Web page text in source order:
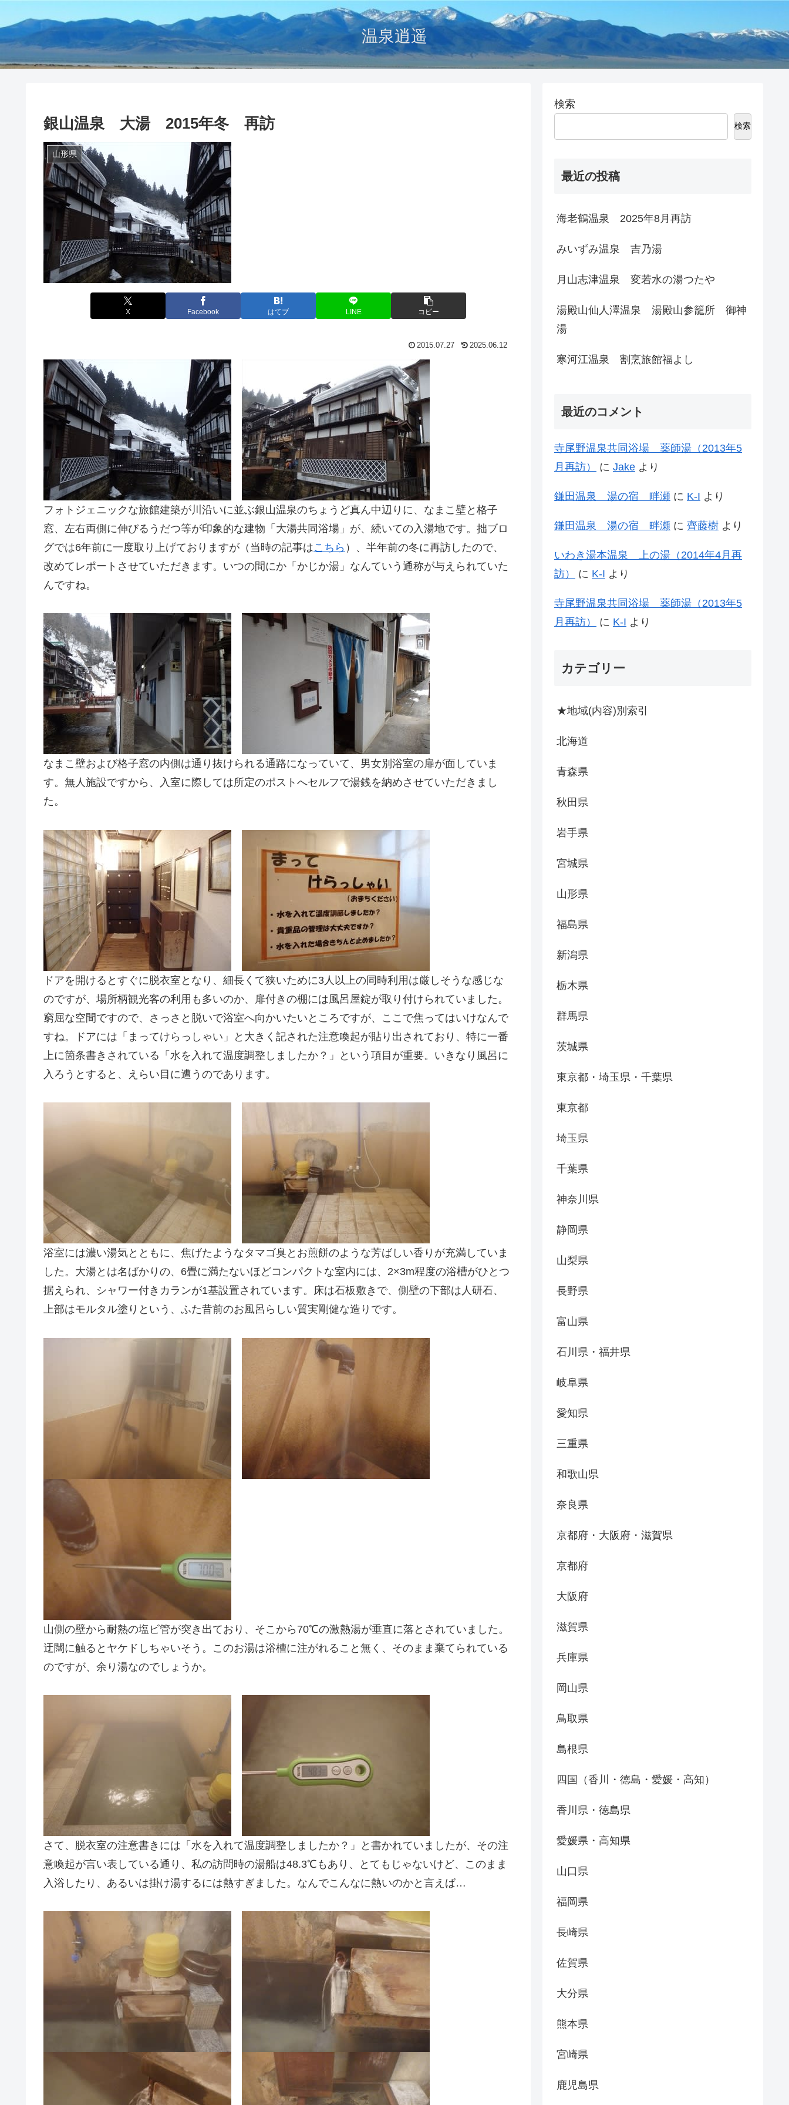
温泉逍遥
銀山温泉 大湯 2015年冬 再訪
山形県
X Facebook はてブ LINE コピー
2015.07.27 2025.06.12
フォトジェニックな旅館建築が川沿いに並ぶ銀山温泉のちょうど真ん中辺りに、なまこ壁と格子
窓、左右両側に伸びるうだつ等が印象的な建物「大湯共同浴場」が、続いての入湯地です。拙ブロ
グでは6年前に一度取り上げておりますが（当時の記事はこちら ）、半年前の冬に再訪したので、
改めてレポートさせていただきます。いつの間にか「かじか湯」なんていう通称が与えられていた
んですね。
なまこ壁および格子窓の内側は通り抜けられる通路になっていて、男女別浴室の扉が面していま
す。無人施設ですから、入室に際しては所定のポストへセルフで湯銭を納めさせていただきまし
た。
ドアを開けるとすぐに脱衣室となり、細長くて狭いために3人以上の同時利用は厳しそうな感じな
のですが、場所柄観光客の利用も多いのか、扉付きの棚には風呂屋錠が取り付けられていました。
窮屈な空間ですので、さっさと脱いで浴室へ向かいたいところですが、ここで焦ってはいけなんで
すね。ドアには「まってけらっしゃい」と大きく記された注意喚起が貼り出されており、特に一番
上に箇条書きされている「水を入れて温度調整しましたか？」という項目が重要。いきなり風呂に
入ろうとすると、えらい目に遭うのであります。
浴室には濃い湯気とともに、焦げたようなタマゴ臭とお煎餅のような芳ばしい香りが充満していま
した。大湯とは名ばかりの、6畳に満たないほどコンパクトな室内には、2×3m程度の浴槽がひとつ
据えられ、シャワー付きカランが1基設置されています。床は石板敷きで、側壁の下部は人研石、
上部はモルタル塗りという、ふた昔前のお風呂らしい質実剛健な造りです。
山側の壁から耐熱の塩ビ管が突き出ており、そこから70℃の激熱湯が垂直に落とされていました。
迂闊に触るとヤケドしちゃいそう。このお湯は浴槽に注がれること無く、そのまま棄てられている
のですが、余り湯なのでしょうか。
さて、脱衣室の注意書きには「水を入れて温度調整しましたか？」と書かれていましたが、その注
意喚起が言い表している通り、私の訪問時の湯船は48.3℃もあり、とてもじゃないけど、このまま
入浴したり、あるいは掛け湯するには熱すぎました。なんでこんなに熱いのかと言えば…
検索
検索
最近の投稿
海老鶴温泉 2025年8月再訪
みいずみ温泉 吉乃湯
月山志津温泉 変若水の湯つたや
湯殿山仙人澤温泉 湯殿山参籠所 御神
湯
寒河江温泉 割烹旅館福よし
最近のコメント
寺尾野温泉共同浴場 薬師湯（2013年5
月再訪）
に Jake より
鎌田温泉 湯の宿 畔瀬 に K-I より
鎌田温泉 湯の宿 畔瀬 に 齊藤樹 より
いわき湯本温泉 上の湯（2014年4月再
訪）
に K-I より
寺尾野温泉共同浴場 薬師湯（2013年5
月再訪）
に K-I より
カテゴリー
★地域(内容)別索引
北海道
青森県
秋田県
岩手県
宮城県
山形県
福島県
新潟県
栃木県
群馬県
茨城県
東京都・埼玉県・千葉県
東京都
埼玉県
千葉県
神奈川県
静岡県
山梨県
長野県
富山県
石川県・福井県
岐阜県
愛知県
三重県
和歌山県
奈良県
京都府・大阪府・滋賀県
京都府
大阪府
滋賀県
兵庫県
岡山県
鳥取県
島根県
四国（香川・徳島・愛媛・高知）
香川県・徳島県
愛媛県・高知県
山口県
福岡県
長崎県
佐賀県
大分県
熊本県
宮崎県
鹿児島県